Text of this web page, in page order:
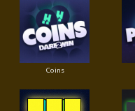
Coins